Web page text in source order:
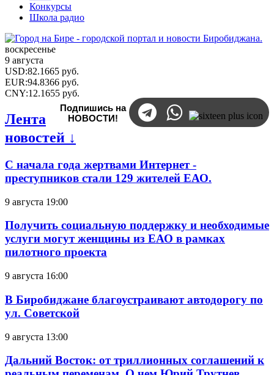
Конкурсы
Школа радио
воскресенье
9 августа
USD:82.1665 руб.
EUR:94.8366 руб.
CNY:12.1655 руб.
Подпишись на
НОВОСТИ!
Лента
новостей ↓
С начала года жертвами Интернет -
преступников стали 129 жителей ЕАО.
9 августа 19:00
Получить социальную поддержку и необходимые
услуги могут женщины из ЕАО в рамках
пилотного проекта
9 августа 16:00
В Биробиджане благоустраивают автодорогу по
ул. Советской
9 августа 13:00
Дальний Восток: от триллионных соглашений к